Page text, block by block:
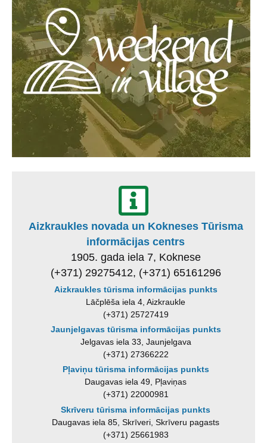
Aizkraukles novada un Kokneses Tūrisma
informācijas centrs
1905. gada iela 7, Koknese
(+371) 29275412, (+371) 65161296
Aizkraukles tūrisma informācijas punkts
Lāčplēša iela 4, Aizkraukle
(+371) 25727419
Jaunjelgavas tūrisma informācijas punkts
Jelgavas iela 33, Jaunjelgava
(+371) 27366222
Pļaviņu tūrisma informācijas punkts
Daugavas iela 49, Pļaviņas
(+371) 22000981
Skrīveru tūrisma informācijas punkts
Daugavas iela 85, Skrīveri, Skrīveru pagasts
(+371) 25661983